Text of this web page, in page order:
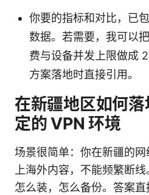
你要的指标和对比，已
数据。若需要，我可以
费与设备并发上限做成
方案落地时直接引用。
在新疆地区如何
定的 VPN 环境
场景很简单：你在新疆的
上海外内容，不能频繁断线
怎么装，怎么备份。答案